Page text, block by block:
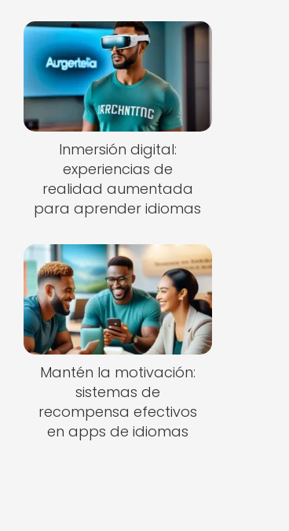
Inmersión digital:
experiencias de
realidad aumentada
para aprender idiomas
Mantén la motivación:
sistemas de
recompensa efectivos
en apps de idiomas